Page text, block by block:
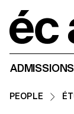
ADMISSIONS
PEOPLE